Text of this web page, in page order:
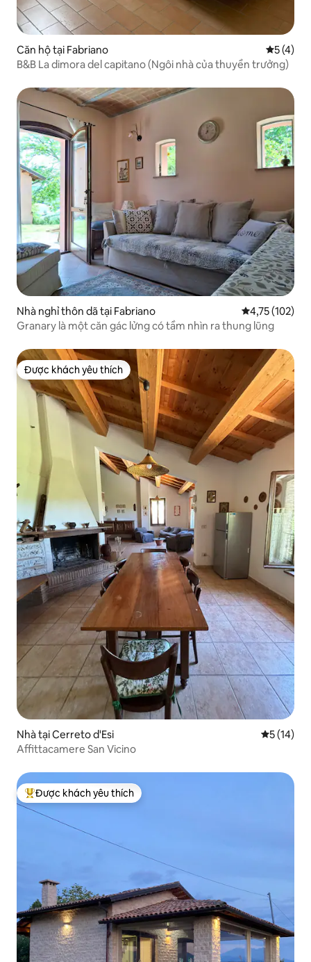
Căn hộ tại Fabriano Xếp5 (4)
B&B La dimora del capitano (Ngôi nhà của thuyền trưởng)
Nhà nghỉ thôn dã tại Fabriano Xếp hạng
4,75 (102)
Granary là một căn gác lửng có tầm nhìn ra thung lũng
Được khách yêu thích
Được khách yêu thích
Nhà tại Cerreto d'Esi Xếp hạng
5 (14)
Affittacamere San Vicino
Được khách yêu thích nhất
Được khách yêu thích